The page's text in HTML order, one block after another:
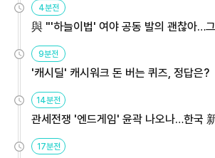
4분전
與 "'하늘이법' 여야 공동 발의 괜찮아…
9분전
'캐시딜' 캐시워크 돈 버는 퀴즈, 정답은?
14분전
관세전쟁 '엔드게임' 윤곽 나오나…한국
용해야
17분전